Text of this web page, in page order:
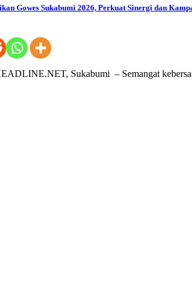
Gowes Sukabumi 2026, Perkuat Sinergi dan
Sukabumi – Semangat